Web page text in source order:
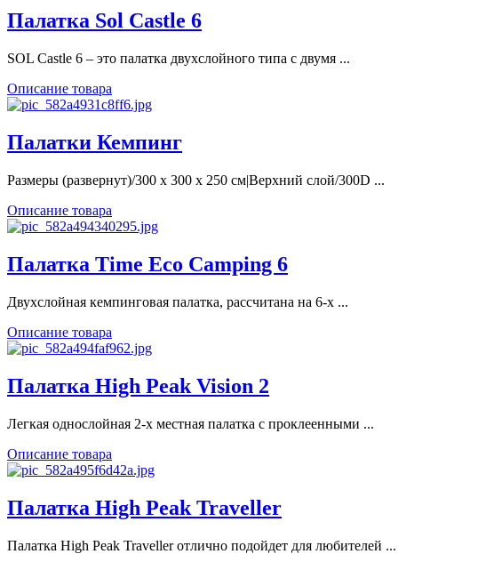
Палатка Sol Castle 6
SOL Castle 6 – это палатка двухслойного типа с двумя ...
Описание товара
Палатки Кемпинг
Размеры (развернут)/300 х 300 х 250 см|Верхний слой/300D ...
Описание товара
Палатка Time Eco Camping 6
Двухслойная кемпинговая палатка, рассчитана на 6-х ...
Описание товара
Палатка High Peak Vision 2
Легкая однослойная 2-х местная палатка с проклеенными ...
Описание товара
Палатка High Peak Traveller
Палатка High Peak Traveller отлично подойдет для любителей ...